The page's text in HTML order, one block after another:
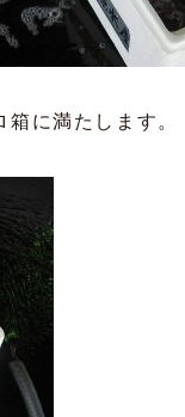
に満たします。